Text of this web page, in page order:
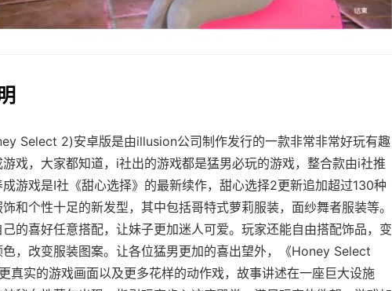
Select 2)安卓版是由illusion公司制作发行的一款非常非常好玩有趣
戏，大家都知道，i社出的游戏都是猛男必玩的游戏，整合款由i社推
游戏是I社《甜心选择》的最新续作，甜心选择2更新追加超过130种
和个性十足的新发型，其中包括哥特式萝莉服装，面纱舞者服装等。
的喜好任意搭配，让妹子更加迷人可爱。玩家还能自由搭配饰品，变
，改变服装图案。让各位猛男更加的喜出望外，《Honey Select
真实的游戏画面以及更多花样的动作戏，故事讲述在一座巨大设施